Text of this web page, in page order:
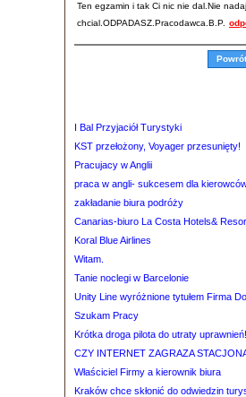
Ten egzamin i tak Ci nic nie dal.Nie
chcial.ODPADASZ.Pracodawca.B.P.
I Bal Przyjaciół Turystyki
KST przełożony, Voyager przesunięty!
Pracujacy w Anglii
praca w angli- sukcesem dla
zakładanie biura podróży
Canarias-biuro La Costa Hotels&
Koral Blue Airlines
Witam.
Tanie noclegi w Barcelonie
Unity Line wyróżnione tytułem Firma
Szukam Pracy
Krótka droga pilota do utraty uprawnień!
CZY INTERNET ZAGRAZA
Właściciel Firmy a kierownik biura
Kraków chce skłonić do odwiedzin